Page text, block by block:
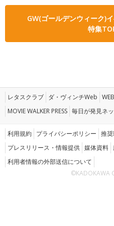
GW(ゴールデンウィーク)
特集
レタスクラブ ダ・ヴィンチWeb
MOVIE WALKER PRESS 毎日が発見ネ
利用規約 プライバシーポリシー 推
プレスリリース・情報提供 媒体資料
利用者情報の外部送信について
©KADOKAWA